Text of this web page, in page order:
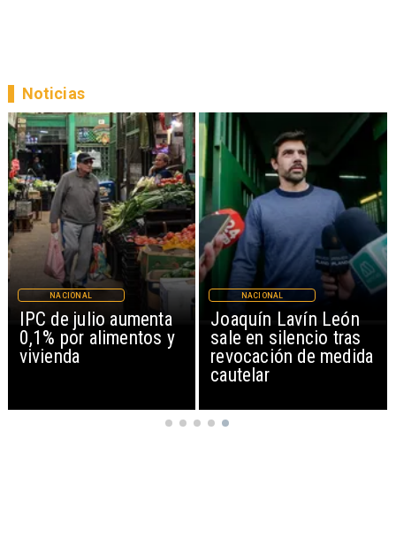
IPC de julio aumenta
0,1% por alimentos y
vivienda
NACIONAL
Joaquín Lavín León
sale en silencio tras
revocación de medida
cautelar
NACIONAL
Noticias